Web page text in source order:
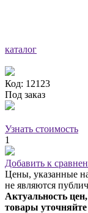
каталог
Код: 12123
Под заказ
Узнать стоимость
1
Добавить к
Цены, указанные
не являются
Актуальность
товары